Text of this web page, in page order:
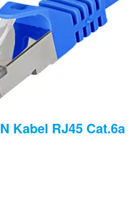
Kabel RJ45 Cat.6a